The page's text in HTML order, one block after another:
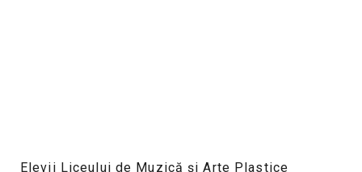
Elevii Liceului de Muzică și Arte Plastice